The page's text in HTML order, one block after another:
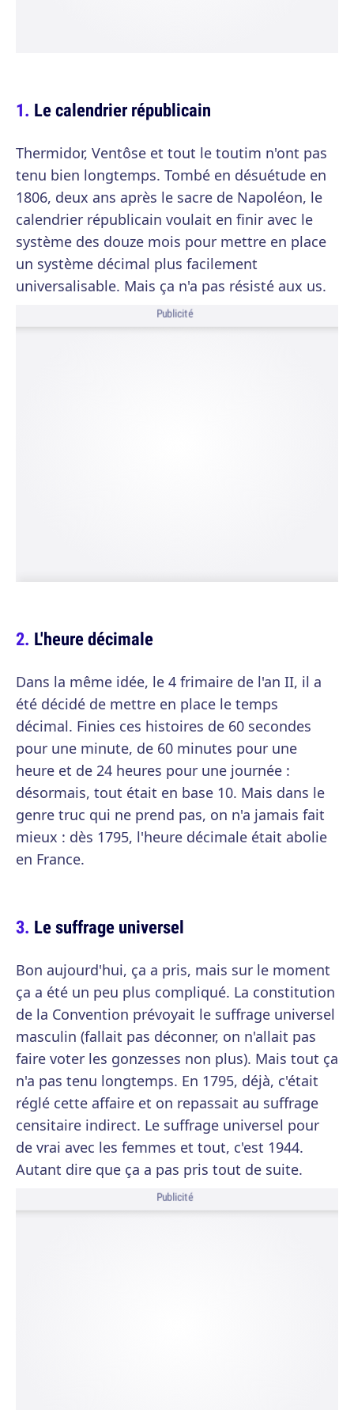
Le calendrier républicain
Thermidor, Ventôse et tout le toutim n'ont pas
tenu bien longtemps. Tombé en désuétude en
1806, deux ans après le sacre de Napoléon, le
calendrier républicain voulait en finir avec le
système des douze mois pour mettre en place
un système décimal plus facilement
universalisable. Mais ça n'a pas résisté aux us.
Publicité
L'heure décimale
Dans la même idée, le 4 frimaire de l'an II, il a
été décidé de mettre en place le temps
décimal. Finies ces histoires de 60 secondes
pour une minute, de 60 minutes pour une
heure et de 24 heures pour une journée :
désormais, tout était en base 10. Mais dans le
genre truc qui ne prend pas, on n'a jamais fait
mieux : dès 1795, l'heure décimale était abolie
en France.
Le suffrage universel
Bon aujourd'hui, ça a pris, mais sur le moment
ça a été un peu plus compliqué. La constitution
de la Convention prévoyait le suffrage universel
masculin (fallait pas déconner, on n'allait pas
faire voter les gonzesses non plus). Mais tout ça
n'a pas tenu longtemps. En 1795, déjà, c'était
réglé cette affaire et on repassait au suffrage
censitaire indirect. Le suffrage universel pour
de vrai avec les femmes et tout, c'est 1944.
Autant dire que ça a pas pris tout de suite.
Publicité